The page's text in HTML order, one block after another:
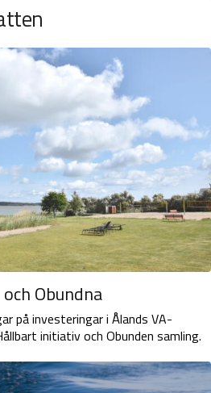
Obundna
på investeringar i Ålands VA-
initiativ och Obunden samling.